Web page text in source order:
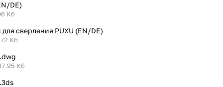
DE)
Кб
сверления PUXU (EN/DE)
Кб
Кб